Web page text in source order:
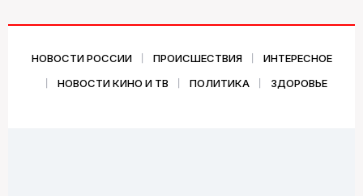
НОВОСТИ РОССИИ ПРОИСШЕСТВИЯ
ИНТЕРЕСНОЕ
НОВОСТИ КИНО И ТВ
ПОЛИТИКА ЗДОРОВЬЕ